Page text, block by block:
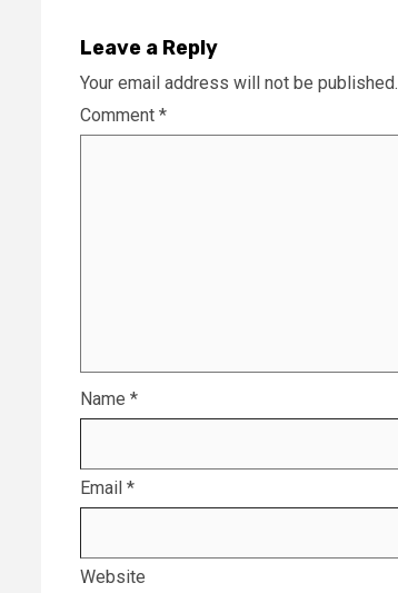
Leave a Reply
Your email address will not be published.
Comment *
Name *
Email *
Website